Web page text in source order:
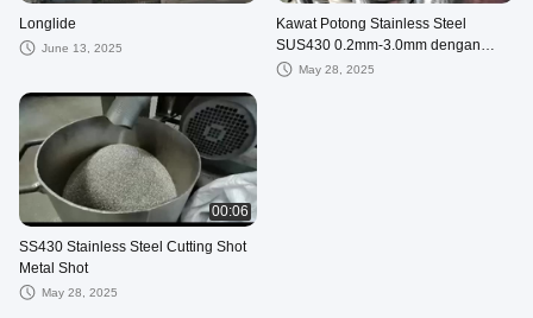
Longlide
June 13, 2025
Kawat Potong Stainless Steel
SUS430 0.2mm-3.0mm dengan
Struktur Mikro Ferit
May 28, 2025
00:06
SS430 Stainless Steel Cutting Shot
Metal Shot
May 28, 2025